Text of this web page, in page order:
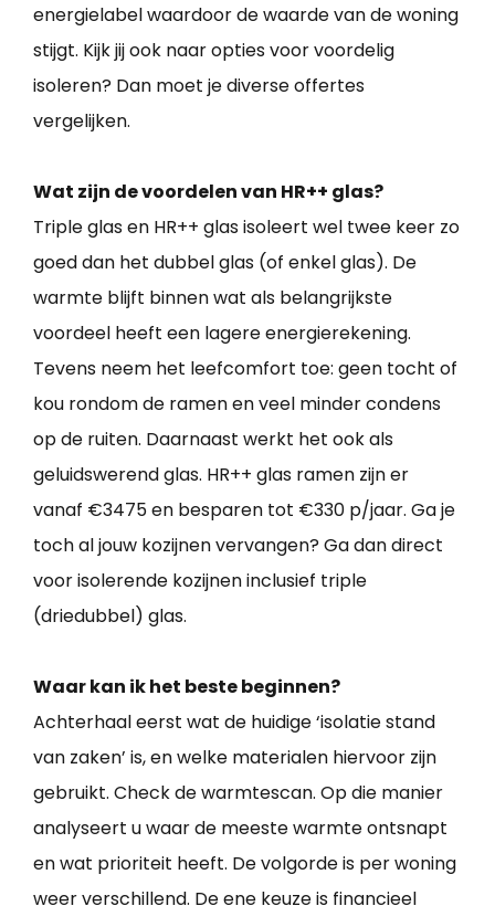
energielabel waardoor de waarde van de woning
stijgt. Kijk jij ook naar opties voor voordelig
isoleren? Dan moet je diverse offertes
vergelijken.
Wat zijn de voordelen van HR++ glas?
Triple glas en HR++ glas isoleert wel twee keer zo
goed dan het dubbel glas (of enkel glas). De
warmte blijft binnen wat als belangrijkste
voordeel heeft een lagere energierekening.
Tevens neem het leefcomfort toe: geen tocht of
kou rondom de ramen en veel minder condens
op de ruiten. Daarnaast werkt het ook als
geluidswerend glas. HR++ glas ramen zijn er
vanaf €3475 en besparen tot €330 p/jaar. Ga je
toch al jouw kozijnen vervangen? Ga dan direct
voor isolerende kozijnen inclusief triple
(driedubbel) glas.
Waar kan ik het beste beginnen?
Achterhaal eerst wat de huidige ‘isolatie stand
van zaken’ is, en welke materialen hiervoor zijn
gebruikt. Check de warmtescan. Op die manier
analyseert u waar de meeste warmte ontsnapt
en wat prioriteit heeft. De volgorde is per woning
weer verschillend. De ene keuze is financieel